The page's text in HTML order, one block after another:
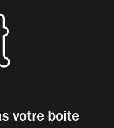
votre boite